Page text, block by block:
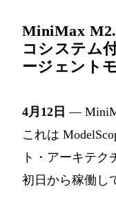
MiniMax
コシステム
ージェント
4月12日 —
これは
ト・アーキテ
初日から稼働し